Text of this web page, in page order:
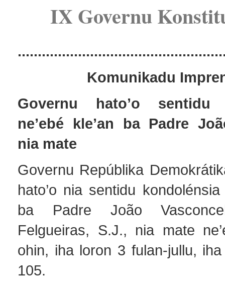
IX Governu
Komunikadu
Governu hato’o sentidu
ne’ebé kle’an ba Padre
nia mate
Governu Repúblika
hato’o nia sentidu kondolénsia
ba Padre João
Felgueiras, S.J., nia mate
ohin, iha loron 3 fulan-jullu,
105.